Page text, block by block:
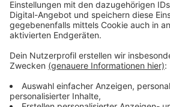
Düsseldorf sollen zumindest
4. Mai 2020 wieder öffnen können.
digitale Angebot wurde seit Beginn
ausgebaut: über 3.700 Lizenzen für
zusätzlich gekauft. Außerdem gibt
Abo.